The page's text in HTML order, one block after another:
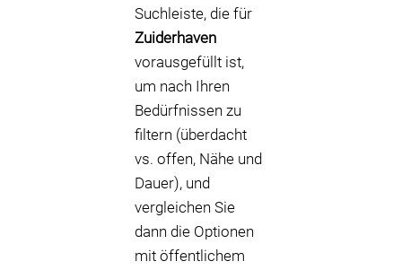
Suchleiste, die für
Zuiderhaven
vorausgefüllt ist,
um nach Ihren
Bedürfnissen zu
filtern (überdacht
vs. offen, Nähe und
Dauer), und
vergleichen Sie
dann die Optionen
mit öffentlichem